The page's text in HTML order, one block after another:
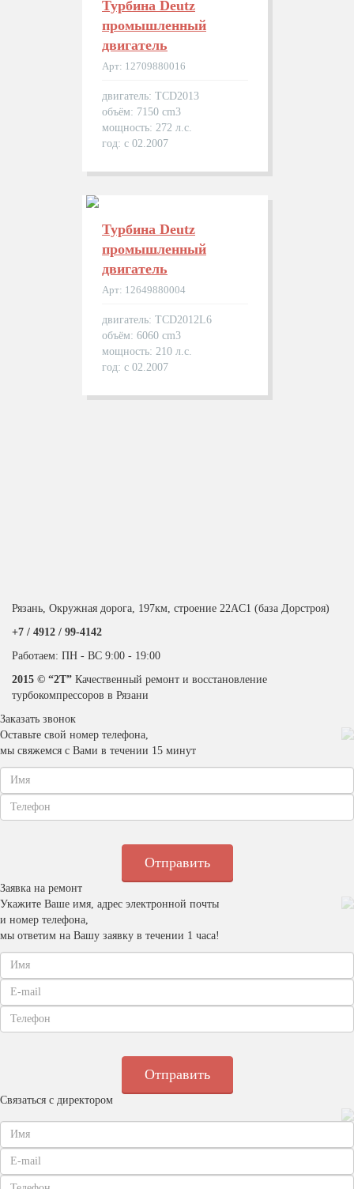
Турбина Deutz
промышленный
двигатель
Арт: 12709880016
двигатель: TCD2013
объём: 7150 cm3
мощность: 272 л.с.
год: с 02.2007
Турбина Deutz
промышленный
двигатель
Арт: 12649880004
двигатель: TCD2012L6
объём: 6060 cm3
мощность: 210 л.с.
год: с 02.2007
Рязань, Окружная дорога, 197км, строение 22АC1 (база Дорстроя)
+7 / 4912 / 99-4142
Работаем: ПН - ВС 9:00 - 19:00
2015 © “2T” Качественный ремонт и восстановление
турбокомпрессоров в Рязани
Заказать звонок
Оставьте свой номер телефона,
мы свяжемся с Вами в течении 15 минут
Заявка на ремонт
Укажите Ваше имя, адрес электронной почты
и номер телефона,
мы ответим на Вашу заявку в течении 1 часа!
Связаться с директором